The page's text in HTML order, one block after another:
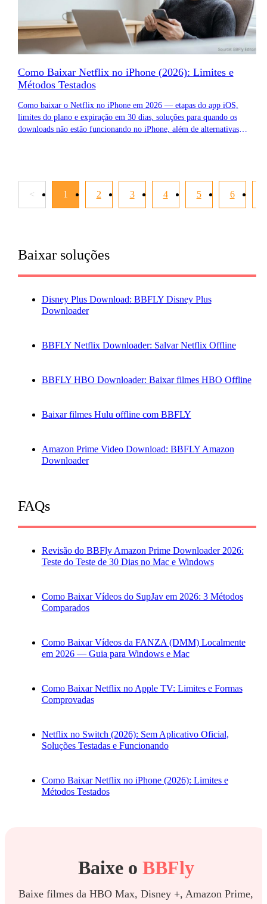
Como Baixar Netflix no iPhone (2026): Limites e
Métodos Testados
Como baixar o Netflix no iPhone em 2026 — etapas do app iOS,
limites do plano e expiração em 30 dias, soluções para quando os
downloads não estão funcionando no iPhone, além de alternativas
< 1 2 3 4 5 6
Baixar soluções
Disney Plus Download: BBFLY Disney Plus
Downloader
BBFLY Netflix Downloader: Salvar Netflix Offline
BBFLY HBO Downloader: Baixar filmes HBO Offline
Baixar filmes Hulu offline com BBFLY
Amazon Prime Video Download: BBFLY Amazon
Downloader
FAQs
Revisão do BBFly Amazon Prime Downloader 2026:
Teste do Teste de 30 Dias no Mac e Windows
Como Baixar Vídeos do SupJav em 2026: 3 Métodos
Comparados
Como Baixar Vídeos da FANZA (DMM) Localmente
em 2026 — Guia para Windows e Mac
Como Baixar Netflix no Apple TV: Limites e Formas
Comprovadas
Netflix no Switch (2026): Sem Aplicativo Oficial,
Soluções Testadas e Funcionando
Como Baixar Netflix no iPhone (2026): Limites e
Métodos Testados
Baixe o BBFly
Baixe filmes da HBO Max, Disney +, Amazon Prime,